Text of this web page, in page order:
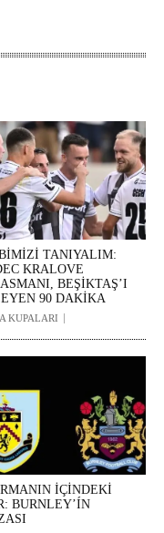
TANIYALIM:
KRALOVE
BEŞİKTAŞ’I
90 DAKİKA
KUPALARI
İÇİNDEKİ
BURNLEY’ÍN